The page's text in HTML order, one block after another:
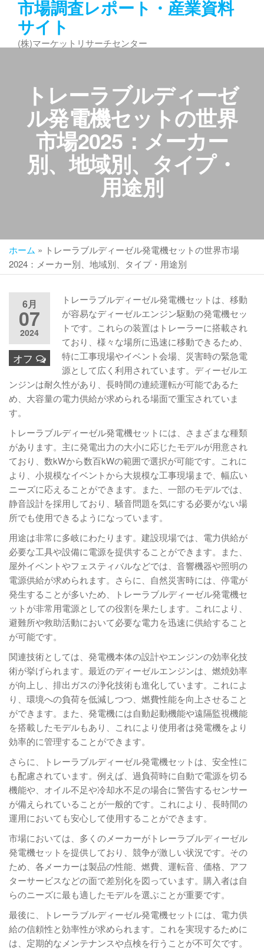
ン
市場調査レポート・産業資料
サイト
(株)マーケットリサーチセンター
トレーラブルディーゼ
ル発電機セットの世界
市場2025：メーカー
別、地域別、タイプ・
用途別
ホーム » トレーラブルディーゼル発電機セットの世界市場
2024：メーカー別、地域別、タイプ・用途別
6月
07
2024
オフ
トレーラブルディーゼル発電機セットは、移動
が容易なディーゼルエンジン駆動の発電機セッ
トです。これらの装置はトレーラーに搭載され
ており、様々な場所に迅速に移動できるため、
特に工事現場やイベント会場、災害時の緊急電
源として広く利用されています。ディーゼルエ
ンジンは耐久性があり、長時間の連続運転が可能であるた
め、大容量の電力供給が求められる場面で重宝されていま
す。
トレーラブルディーゼル発電機セットには、さまざまな種類
があります。主に発電出力の大小に応じたモデルが用意され
ており、数kWから数百kWの範囲で選択が可能です。これに
より、小規模なイベントから大規模な工事現場まで、幅広い
ニーズに応えることができます。また、一部のモデルでは、
静音設計を採用しており、騒音問題を気にする必要がない場
所でも使用できるようになっています。
用途は非常に多岐にわたります。建設現場では、電力供給が
必要な工具や設備に電源を提供することができます。また、
屋外イベントやフェスティバルなどでは、音響機器や照明の
電源供給が求められます。さらに、自然災害時には、停電が
発生することが多いため、トレーラブルディーゼル発電機セ
ットが非常用電源としての役割を果たします。これにより、
避難所や救助活動において必要な電力を迅速に供給すること
が可能です。
関連技術としては、発電機本体の設計やエンジンの効率化技
術が挙げられます。最近のディーゼルエンジンは、燃焼効率
が向上し、排出ガスの浄化技術も進化しています。これによ
り、環境への負荷を低減しつつ、燃費性能を向上させること
ができます。また、発電機には自動起動機能や遠隔監視機能
を搭載したモデルもあり、これにより使用者は発電機をより
効率的に管理することができます。
さらに、トレーラブルディーゼル発電機セットは、安全性に
も配慮されています。例えば、過負荷時に自動で電源を切る
機能や、オイル不足や冷却水不足の場合に警告するセンサー
が備えられていることが一般的です。これにより、長時間の
運用においても安心して使用することができます。
市場においては、多くのメーカーがトレーラブルディーゼル
発電機セットを提供しており、競争が激しい状況です。その
ため、各メーカーは製品の性能、燃費、運転音、価格、アフ
ターサービスなどの面で差別化を図っています。購入者は自
らのニーズに最も適したモデルを選ぶことが重要です。
最後に、トレーラブルディーゼル発電機セットには、電力供
給の信頼性と効率性が求められます。これを実現するために
は、定期的なメンテナンスや点検を行うことが不可欠です。